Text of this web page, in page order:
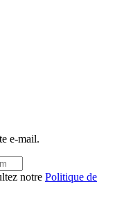
e-mail.
notre Politique de